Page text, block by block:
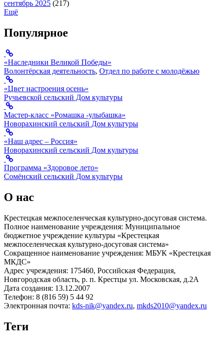
сентябрь 2025 (217)
Ещё
Популярное
«Наследники Великой Победы»
Волонтёрская деятельность, Отдел по работе с молодёжью
«Цвет настроения осень»
Ручьевской сельский Дом культуры
Мастер-класс «Ромашка -улыбашка»
Новорахинский сельский Дом культуры
«Наш адрес – Россия»
Новорахинский сельский Дом культуры
Программа «Здоровое лето»
Сомёнский сельский Дом культуры
О нас
Крестецкая межпоселенческая культурно-досуговая система.
Полное наименование учреждения: Муниципальное
бюджетное учреждение культуры «Крестецкая
межпоселенческая культурно-досуговая система»
Сокращенное наименование учреждения: МБУК «Крестецкая
МКДС»
Адрес учреждения: 175460, Российская Федерация,
Новгородская область, р. п. Крестцы ул. Московская, д.2А
Дата создания: 13.12.2007
Телефон: 8 (816 59) 5 44 92
Электронная почта: kds-nik@yandex.ru, mkds2010@yandex.ru
Теги